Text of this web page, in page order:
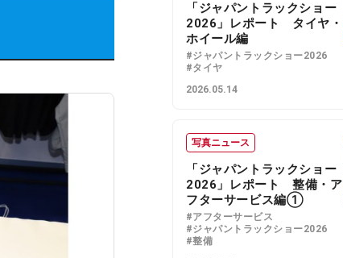
「ジャパントラックショー
2026」レポート タイヤ・
ホイール編
#ジャパントラックショー2026
#タイヤ
2026.05.14
写真ニュース
「ジャパントラックショー
2026」レポート 整備・ア
フターサービス編①
#アフターサービス
#ジャパントラックショー2026
#整備